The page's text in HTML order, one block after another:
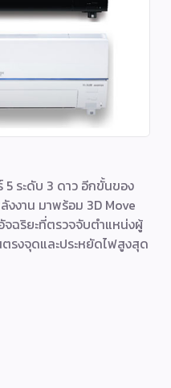
5 ระดับ 3 ดาว อีกขั้นของ
งงาน มาพร้อม 3D Move
จฉริยะที่ตรวจจับตำแหน่งผู้
รงจุดและประหยัดไฟสูงสุด